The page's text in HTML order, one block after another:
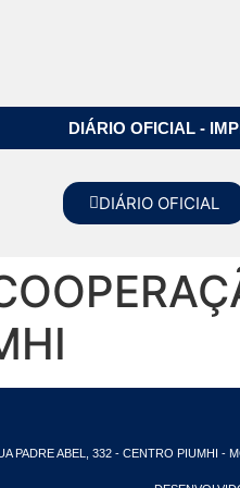
DIÁRIO OFICIAL -
DIÁRIO OFICIAL
PADRE ABEL, 332 - CENTRO PIUMHI -